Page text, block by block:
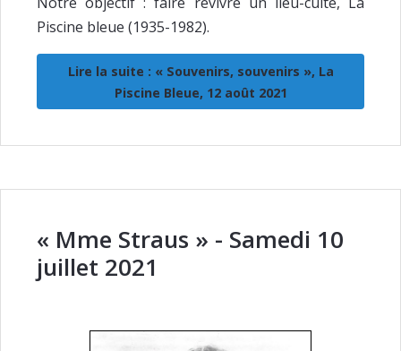
Piscine bleue (1935-1982).
Lire la suite : « Souvenirs, souvenirs », La
Piscine Bleue, 12 août 2021
« Mme Straus » - Samedi 10
juillet 2021